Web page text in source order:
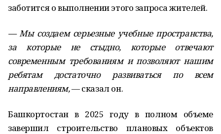
заботится о выполнении этого запроса жителей.
— Мы создаем серьезные учебные пространства,
за которые не стыдно, которые отвечают
современным требованиям и позволяют нашим
ребятам достаточно развиваться по всем
направлениям,— сказал он.
Башкортостан в 2025 году в полном объеме
завершил строительство плановых объектов